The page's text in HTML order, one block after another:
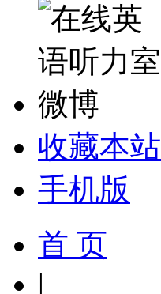
收藏本站
手机版
首 页
|